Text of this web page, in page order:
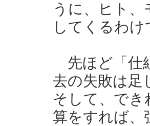
うに、ヒト
してくるわけ
先ほど「仕
去の失敗は足
そして、で
算をすれば、